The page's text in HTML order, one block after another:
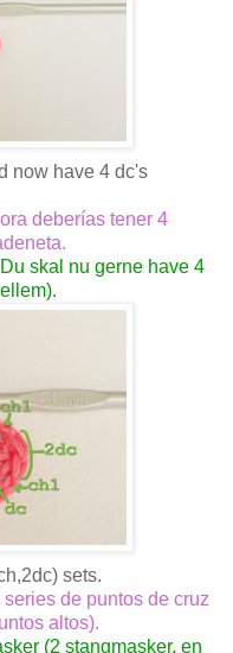
now have 4 dc's
deberías tener 4
skal nu gerne have 4
sets.
de puntos de cruz
altos).
(2 stangmasker, en